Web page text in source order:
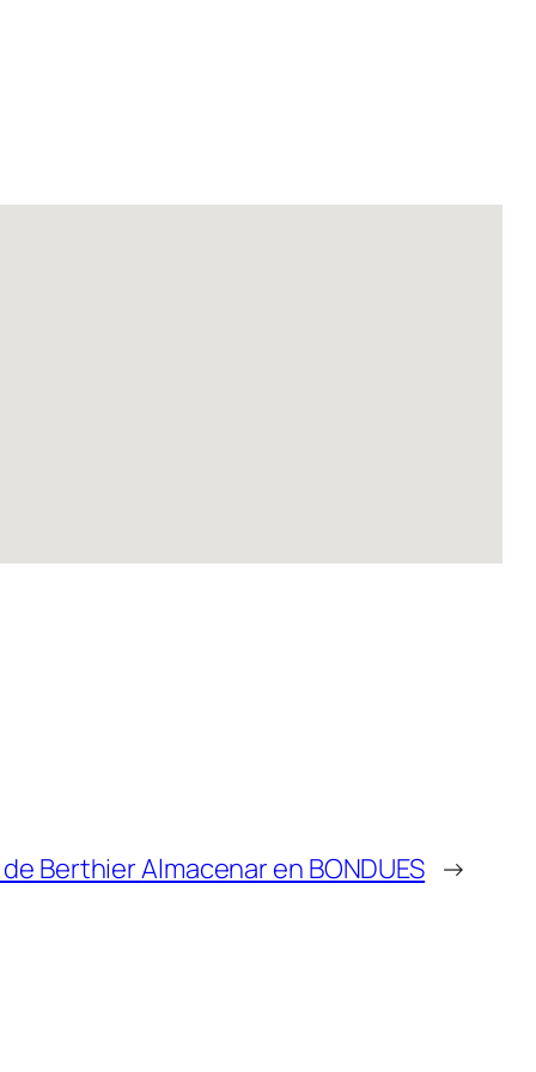
de BerthierAlmacenar en BONDUES →